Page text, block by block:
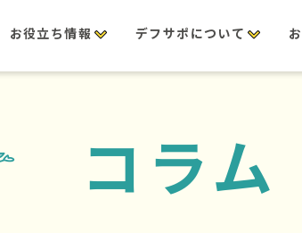
お役立ち情報 デフサポについて
コラム